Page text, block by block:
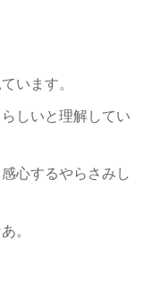
います。
しいと理解してい
心するやらさみし
。